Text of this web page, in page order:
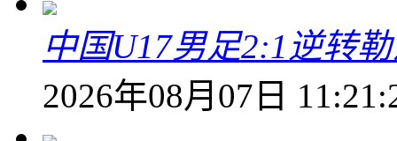
中国U17男足2:1逆转
2026年08月07日